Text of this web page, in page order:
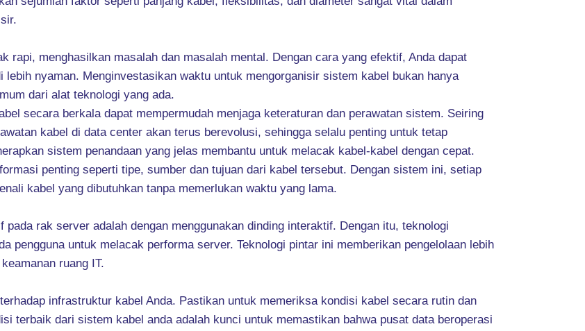
rapi, menghasilkan masalah dan masalah mental. Dengan cara yang efektif, Anda dapat
nyaman. Menginvestasikan waktu untuk mengorganisir sistem kabel bukan hanya
dari alat teknologi yang ada.
secara berkala dapat mempermudah menjaga keteraturan dan perawatan sistem. Seiring
kabel di data center akan terus berevolusi, sehingga selalu penting untuk tetap
sistem penandaan yang jelas membantu untuk melacak kabel-kabel dengan cepat.
penting seperti tipe, sumber dan tujuan dari kabel tersebut. Dengan sistem ini, setiap
kabel yang dibutuhkan tanpa memerlukan waktu yang lama.
rak server adalah dengan menggunakan dinding interaktif. Dengan itu, teknologi
pengguna untuk melacak performa server. Teknologi pintar ini memberikan pengelolaan lebih
ruang IT.
infrastruktur kabel Anda. Pastikan untuk memeriksa kondisi kabel secara rutin dan
terbaik dari sistem kabel anda adalah kunci untuk memastikan bahwa pusat data beroperasi